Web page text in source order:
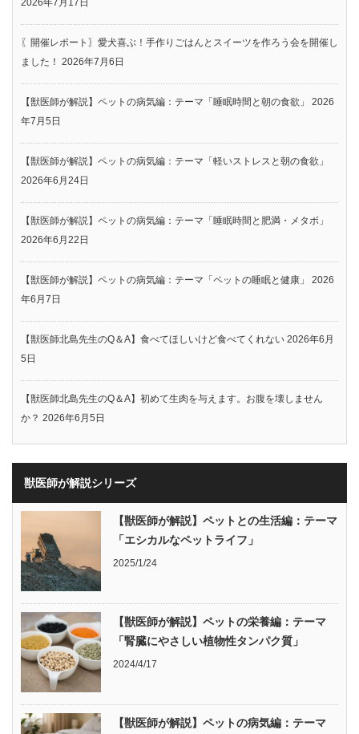
〖開催レポート〗愛犬喜ぶ！手作りごはんとスイーツを作ろう会を開催し
ました！ 2026年7月6日
【獣医師が解説】ペットの病気編：テーマ「睡眠時間と朝の食欲」
2026
年7月5日
【獣医師が解説】ペットの病気編：テーマ「軽いストレスと朝の食欲」
2026年6月24日
【獣医師が解説】ペットの病気編：テーマ「睡眠時間と肥満・メタボ」
2026年6月22日
【獣医師が解説】ペットの病気編：テーマ「ペットの睡眠と健康」
2026
年6月7日
【獣医師北島先生のQ＆A】食べてほしいけど食べてくれない 2026年6月
5日
【獣医師北島先生のQ＆A】初めて生肉を与えます。お腹を壊しません
か？ 2026年6月5日
獣医師が解説シリーズ
【獣医師が解説】ペットとの生活編：テーマ
「エシカルなペットライフ」
2025/1/24
【獣医師が解説】ペットの栄養編：テーマ
「腎臓にやさしい植物性タンパク質」
2024/4/17
【獣医師が解説】ペットの病気編：テーマ